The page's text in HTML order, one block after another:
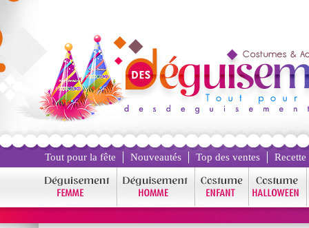
Tout pour la fête Nouveautés Top des ventes